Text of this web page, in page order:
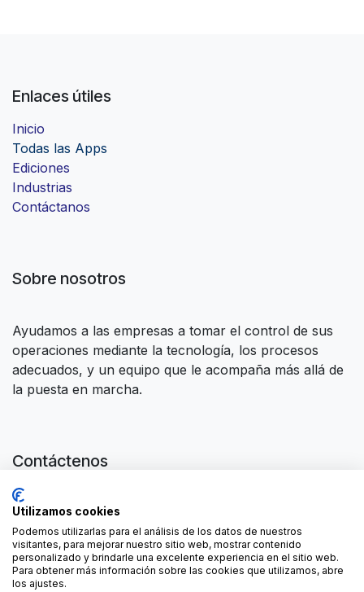
Enlaces útiles
Inicio
Todas las Apps
Ediciones
Industrias
Contáctanos
Sobre nosotros
Ayudamos a las empresas a tomar el control de sus
operaciones mediante la tecnología, los procesos
adecuados, y un equipo que le acompaña más allá de
la puesta en marcha.
Contáctenos
contact@forgeflow.com
+34 936 94 04 85
Utilizamos cookies
Podemos utilizarlas para el análisis de los datos de nuestros
visitantes, para mejorar nuestro sitio web, mostrar contenido
personalizado y brindarle una excelente experiencia en el sitio web.
Para obtener más información sobre las cookies que utilizamos, abre
los ajustes.